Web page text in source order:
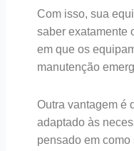
Com isso, sua
saber exatamente
em que os
manutenção
Outra vantagem é
adaptado às
pensado em